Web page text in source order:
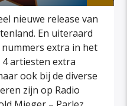
nieuwe release van
En uiteraard
extra in het
artiesten extra
ook bij de diverse
zijn op Radio